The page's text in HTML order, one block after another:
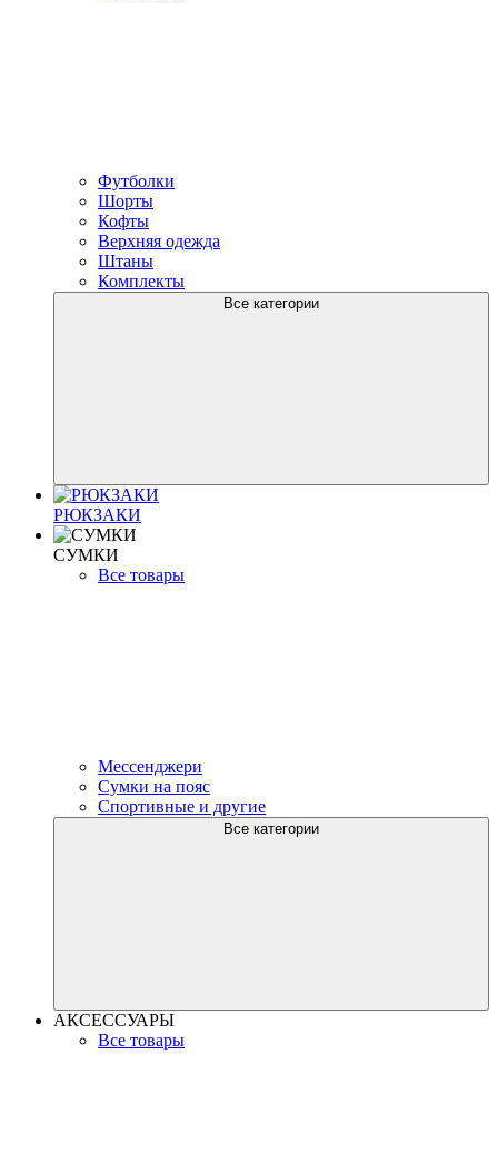
Футболки
Шорты
Кофты
Верхняя одежда
Штаны
Комплекты
Все категории
РЮКЗАКИ
СУМКИ
Все товары
Мессенджери
Сумки на пояс
Спортивные и другие
Все категории
АКСЕССУАРЫ
Все товары